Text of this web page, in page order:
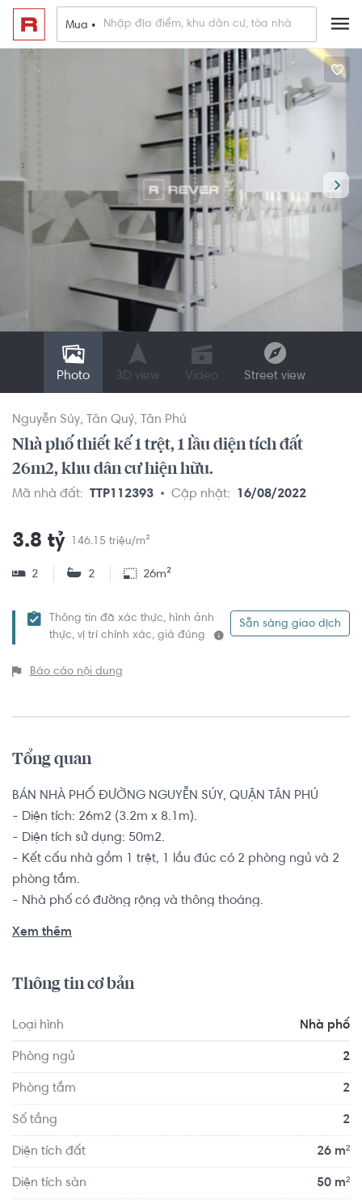
Mua •
Photo 3D view Video Street view
Nguyễn Súy Tân Quý Tân Phú
Nhà phố thiết kế 1 trệt, 1 lầu diện tích đất
26m2, khu dân cư hiện hữu.
Mã nhà đất: TTP112393 Cập nhật: 16/08/2022
3.8 tỷ 146.15 triệu/m²
2 2 26m²
Thông tin đã xác thực, hình ảnh
thực, vị trí chính xác, giá đúng
Sẵn sàng giao dịch
Báo cáo nội dung
Tổng quan
BÁN NHÀ PHỐ ĐƯỜNG NGUYỄN SÚY, QUẬN TÂN PHÚ
- Diện tích: 26m2 (3.2m x 8.1m).
- Diện tích sử dụng: 50m2.
- Kết cấu nhà gồm 1 trệt, 1 lầu đúc có 2 phòng ngủ và 2
phòng tắm.
- Nhà phố có đường rộng và thông thoáng.
Nhà phố gần các tiện ích xã hội như: siêu thị Bách Hóa
Hương. Trường cấp 2 Võ Thành Trang cách, trạm y tế. Xa
hơn là Aeon Tân Phú và khu Celadon với hồ bơi và công
Xem thêm
Thông tin cơ bản
Loại hình Nhà phố
Phòng ngủ 2
Phòng tắm 2
Số tầng 2
Diện tích đất 26 m²
Diện tích sàn 50 m²